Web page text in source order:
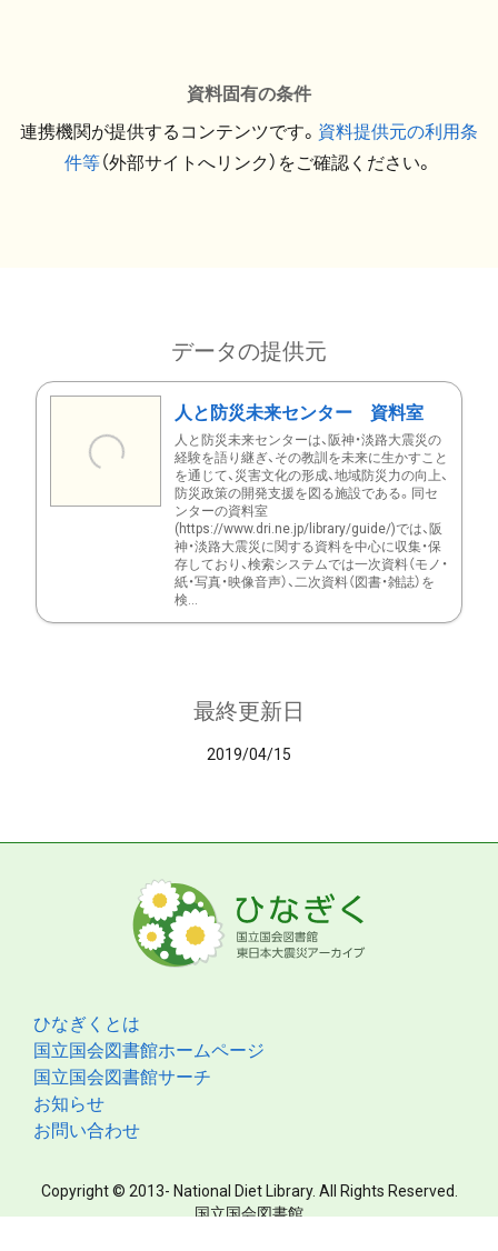
資料固有の条件
連携機関が提供するコンテンツです。 資料提供元の利用条
件等（外部サイトへリンク）をご確認ください。
データの提供元
人と防災未来センター 資料室
人と防災未来センターは、阪神・淡路大震災の
経験を語り継ぎ、その教訓を未来に生かすこと
を通じて、災害文化の形成、地域防災力の向上、
防災政策の開発支援を図る施設である。同セ
ンターの資料室
(https://www.dri.ne.jp/library/guide/)では、阪
神・淡路大震災に関する資料を中心に収集・保
存しており、検索システムでは一次資料（モノ・
紙・写真・映像音声）、二次資料（図書・雑誌）を
検...
最終更新日
2019/04/15
ひなぎくとは
国立国会図書館ホームページ
国立国会図書館サーチ
お知らせ
お問い合わせ
Copyright © 2013- National Diet Library. All Rights Reserved.